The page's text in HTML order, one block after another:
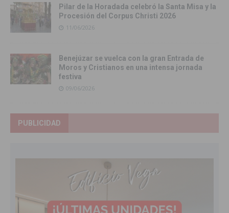
Pilar de la Horadada celebró la Santa Misa y la
Procesión del Corpus Christi 2026
11/06/2026
Benejúzar se vuelca con la gran Entrada de
Moros y Cristianos en una intensa jornada
festiva
09/06/2026
PUBLICIDAD